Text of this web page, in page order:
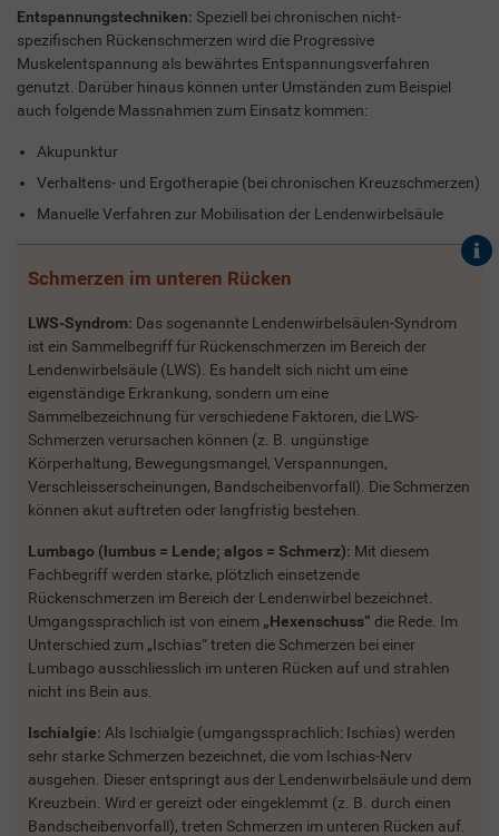
Entspannungstechniken: Speziell bei chronischen nicht-
spezifischen Rückenschmerzen wird die Progressive
Muskelentspannung als bewährtes Entspannungsverfahren
genutzt. Darüber hinaus können unter Umständen zum Beispiel
auch folgende Massnahmen zum Einsatz kommen:
Akupunktur
Verhaltens- und Ergotherapie (bei chronischen Kreuzschmerzen)
Manuelle Verfahren zur Mobilisation der Lendenwirbelsäule
Schmerzen im unteren Rücken
LWS-Syndrom: Das sogenannte Lendenwirbelsäulen-Syndrom
ist ein Sammelbegriff für Rückenschmerzen im Bereich der
Lendenwirbelsäule (LWS). Es handelt sich nicht um eine
eigenständige Erkrankung, sondern um eine
Sammelbezeichnung für verschiedene Faktoren, die LWS-
Schmerzen verursachen können (z. B. ungünstige
Körperhaltung, Bewegungsmangel, Verspannungen,
Verschleisserscheinungen, Bandscheibenvorfall). Die Schmerzen
können akut auftreten oder langfristig bestehen.
Lumbago (lumbus = Lende; algos = Schmerz): Mit diesem
Fachbegriff werden starke, plötzlich einsetzende
Rückenschmerzen im Bereich der Lendenwirbel bezeichnet.
Umgangssprachlich ist von einem „Hexenschuss“ die Rede. Im
Unterschied zum „Ischias“ treten die Schmerzen bei einer
Lumbago ausschliesslich im unteren Rücken auf und strahlen
nicht ins Bein aus.
Ischialgie: Als Ischialgie (umgangssprachlich: Ischias) werden
sehr starke Schmerzen bezeichnet, die vom Ischias-Nerv
ausgehen. Dieser entspringt aus der Lendenwirbelsäule und dem
Kreuzbein. Wird er gereizt oder eingeklemmt (z. B. durch einen
Bandscheibenvorfall), treten Schmerzen im unteren Rücken auf.